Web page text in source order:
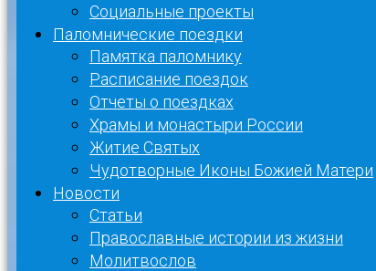
Социальные проекты
Паломнические поездки
Памятка паломнику
Расписание поездок
Отчеты о поездках
Храмы и монастыри России
Житие Святых
Чудотворные Иконы Божией Матери
Новости
Статьи
Православные истории из жизни
Молитвослов